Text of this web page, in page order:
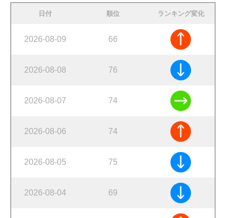
日付 順位 ランキング変化
2026-08-09 66
2026-08-08 76
2026-08-07 74
2026-08-06 74
2026-08-05 75
2026-08-04 69